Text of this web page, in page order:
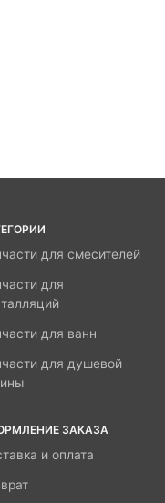
для смесителей
для
для ванн
для душевой
ЗАКАЗА
и оплата